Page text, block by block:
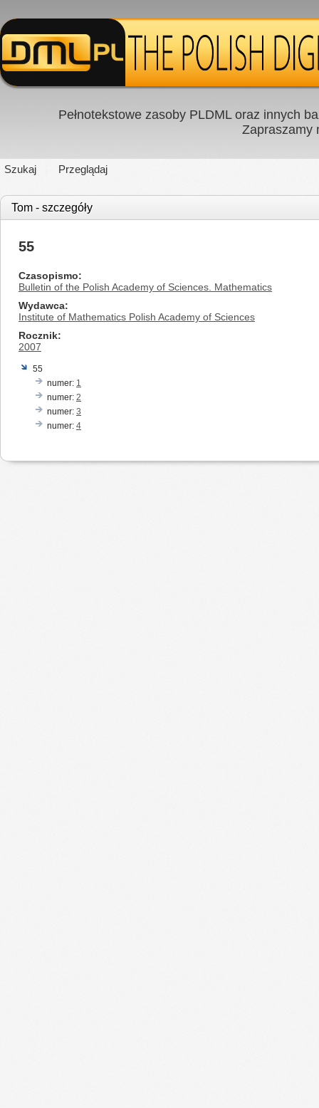
Pełnotekstowe zasoby PLDML oraz innych
Zapraszamy
Szukaj Przeglądaj
Tom - szczegóły
55
Czasopismo
Bulletin of the Polish Academy of Sciences. Mathematics
Wydawca
Institute of Mathematics Polish Academy of Sciences
Rocznik
2007
55
numer: 1
numer: 2
numer: 3
numer: 4